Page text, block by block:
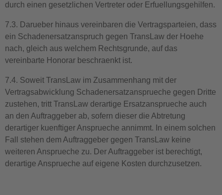
durch einen gesetzlichen Vertreter oder Erfuellungsgehilfen.
7.3. Darueber hinaus vereinbaren die Vertragsparteien, dass
ein Schadenersatzanspruch gegen TransLaw der Hoehe
nach, gleich aus welchem Rechtsgrunde, auf das
vereinbarte Honorar beschraenkt ist.
7.4. Soweit TransLaw im Zusammenhang mit der
Vertragsabwicklung Schadenersatzansprueche gegen Dritte
zustehen, tritt TransLaw derartige Ersatzansprueche auch
an den Auftraggeber ab, sofern dieser die Abtretung
derartiger kuenftiger Ansprueche annimmt. In einem solchen
Fall stehen dem Auftraggeber gegen TransLaw keine
weiteren Ansprueche zu. Der Auftraggeber ist berechtigt,
derartige Ansprueche auf eigene Kosten durchzusetzen.